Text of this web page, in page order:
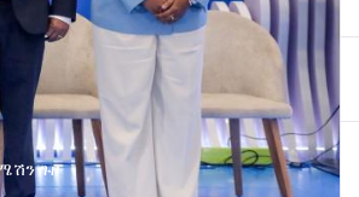
የልማት አጋሮች በአባልነት የየያዘ የኢኖቬሽን፣የዲጅታል
የኢንፎርሜሽን ቴክኖሎጂ የጋራ ግብረሃይል